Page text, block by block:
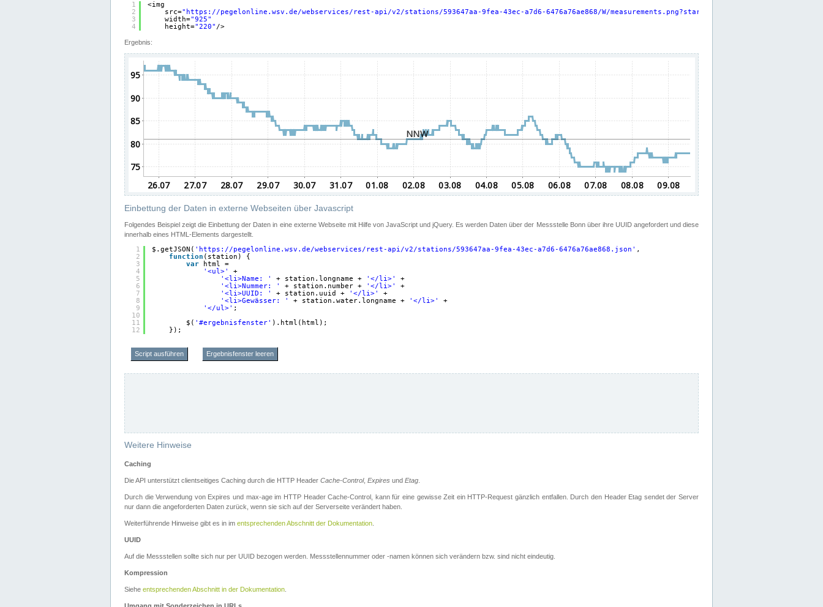
1
2
3
4
<img
src=" https://pegelonline.wsv.de/webservices/rest-api/v2/stations/593647aa-9fea-43ec-a7d6-6476a76ae868/W/measurements.png?start=P15D&width=925&height=220
width="925"
height="220" />
Ergebnis:
Einbettung der Daten in externe Webseiten über Javascript
Folgendes Beispiel zeigt die Einbettung der Daten in eine externe Webseite mit Hilfe von JavaScript und jQuery. Es werden Daten über der Messstelle Bonn über ihre UUID angefordert und diese
innerhalb eines HTML-Elements dargestellt.
1
2
3
4
5
6
7
8
9
10
11
12
$.getJSON( ' https://pegelonline.wsv.de/webservices/rest-api/v2/stations/593647aa-9fea-43ec-a7d6-6476a76ae868.json ' ,
function (station) {
var
html =
'<ul>'
+
'<li>Name: '
+ station.longname + '</li>'
+
'<li>Nummer: '
+ station.number + '</li>'
+
'<li>UUID: '
+ station.uuid + '</li>'
+
'<li>Gewässer: '
+ station.water.longname + '</li>'
+
'</ul>' ;
$( '#ergebnisfenster' ).html(html);
});
Script ausführen Ergebnisfenster leeren
Weitere Hinweise
Caching
Die API unterstützt clientseitiges Caching durch die HTTP Header Cache-Control, Expires und Etag.
Durch die Verwendung von Expires und max-age im HTTP Header Cache-Control, kann für eine gewisse Zeit ein HTTP-Request gänzlich entfallen. Durch den Header Etag sendet der Server
nur dann die angeforderten Daten zurück, wenn sie sich auf der Serverseite verändert haben.
Weiterführende Hinweise gibt es in im entsprechenden Abschnitt der Dokumentation.
UUID
Auf die Messstellen sollte sich nur per UUID bezogen werden. Messstellennummer oder -namen können sich verändern bzw. sind nicht eindeutig.
Kompression
Siehe entsprechenden Abschnitt in der Dokumentation.